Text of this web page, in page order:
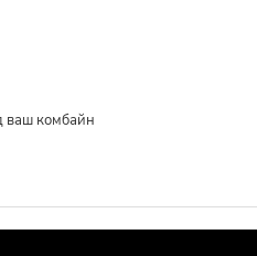
ваш комбайн